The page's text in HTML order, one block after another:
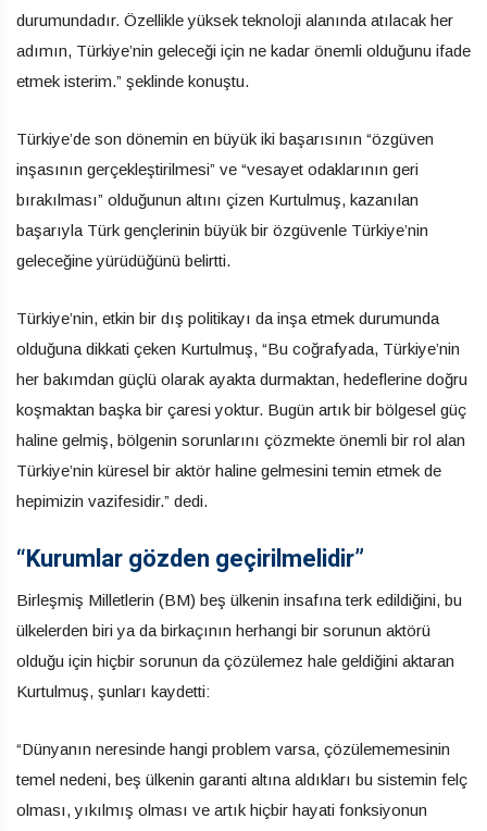
durumundadır. Özellikle yüksek teknoloji alanında atılacak her
adımın, Türkiye’nin geleceği için ne kadar önemli olduğunu ifade
etmek isterim.” şeklinde konuştu.
Türkiye’de son dönemin en büyük iki başarısının “özgüven
inşasının gerçekleştirilmesi” ve “vesayet odaklarının geri
bırakılması” olduğunun altını çizen Kurtulmuş, kazanılan
başarıyla Türk gençlerinin büyük bir özgüvenle Türkiye’nin
geleceğine yürüdüğünü belirtti.
Türkiye’nin, etkin bir dış politikayı da inşa etmek durumunda
olduğuna dikkati çeken Kurtulmuş, “Bu coğrafyada, Türkiye’nin
her bakımdan güçlü olarak ayakta durmaktan, hedeflerine doğru
koşmaktan başka bir çaresi yoktur. Bugün artık bir bölgesel güç
haline gelmiş, bölgenin sorunlarını çözmekte önemli bir rol alan
Türkiye’nin küresel bir aktör haline gelmesini temin etmek de
hepimizin vazifesidir.” dedi.
“Kurumlar gözden geçirilmelidir”
Birleşmiş Milletlerin (BM) beş ülkenin insafına terk edildiğini, bu
ülkelerden biri ya da birkaçının herhangi bir sorunun aktörü
olduğu için hiçbir sorunun da çözülemez hale geldiğini aktaran
Kurtulmuş, şunları kaydetti:
“Dünyanın neresinde hangi problem varsa, çözülememesinin
temel nedeni, beş ülkenin garanti altına aldıkları bu sistemin felç
olması, yıkılmış olması ve artık hiçbir hayati fonksiyonun